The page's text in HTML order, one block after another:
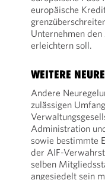
europäische
Unternehmen
erleichtern soll.
WEITERE
Andere
zulässigen
Administration
sowie bestimmte
der AIF-
selben
angesiedelt sein